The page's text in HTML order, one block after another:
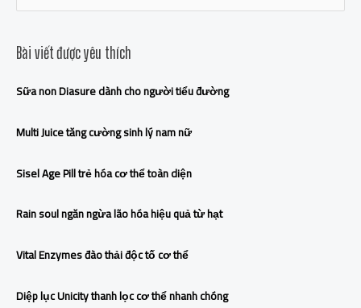
e
r
h
r
Bài viết được yêu thích
Sữa non Diasure dành cho người tiểu đường
Multi Juice tăng cường sinh lý nam nữ
Sisel Age Pill trẻ hóa cơ thể toàn diện
Rain soul ngăn ngừa lão hóa hiệu quả từ hạt
Vital Enzymes đào thải độc tố cơ thể
Diệp lục Unicity thanh lọc cơ thể nhanh chóng